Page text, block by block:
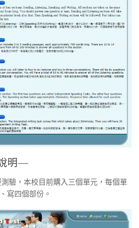
明—
測驗，本校目前購入三個單元，每個單
寫四個部份。